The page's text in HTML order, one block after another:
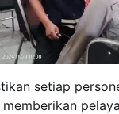
setiap